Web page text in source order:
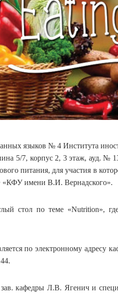
языков № 4 Института
5/7, корпус 2, 3 этаж, ауд. №
питания, для участия в
«КФУ имени В.И. Вернадского».
стол по теме «Nutrition»,
по электронному адресу
кафедры Л.В. Ягенич и